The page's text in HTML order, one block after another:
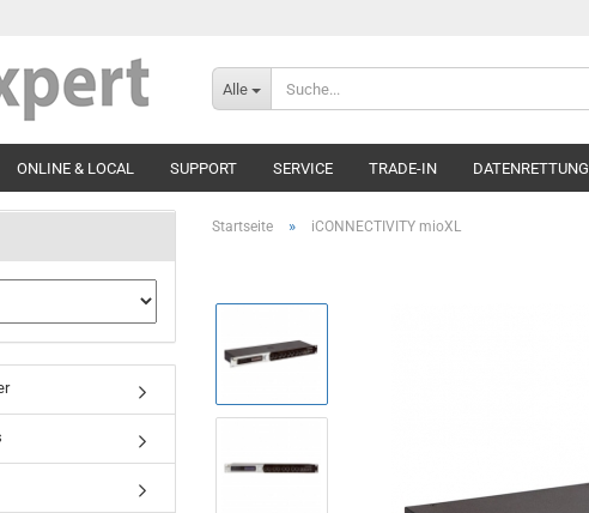
Alle
ONLINE & LOCAL SUPPORT SERVICE TRADE-IN DATENRETTUNG
Startseite » iCONNECTIVITY mioXL